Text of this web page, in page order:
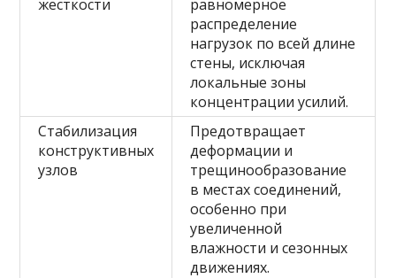
жесткости
равномерное
распределение
нагрузок по всей длине
стены, исключая
локальные зоны
концентрации усилий.
Стабилизация
конструктивных
узлов
Предотвращает
деформации и
трещинообразование
в местах соединений,
особенно при
увеличенной
влажности и сезонных
движениях.